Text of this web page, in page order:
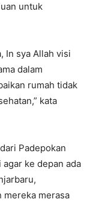
untuk
In sya Allah visi
dalam
rumah tidak
kata
Padepokan
agar ke depan ada
mereka merasa